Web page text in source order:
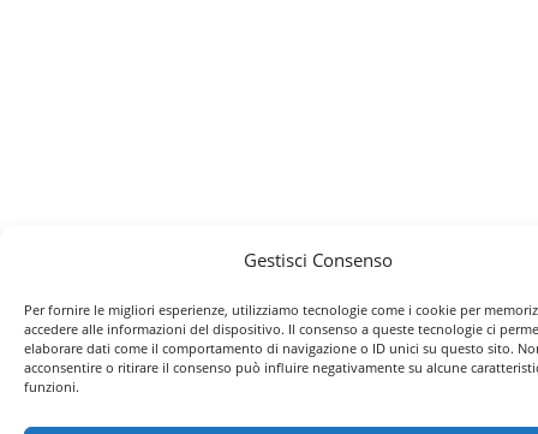
Gestisci Consenso
Per fornire le migliori esperienze, utilizziamo tecnologie come i cookie per
accedere alle informazioni del dispositivo. Il consenso a queste tecnologie ci
elaborare dati come il comportamento di navigazione o ID unici su questo sito.
acconsentire o ritirare il consenso può influire negativamente su alcune
funzioni.